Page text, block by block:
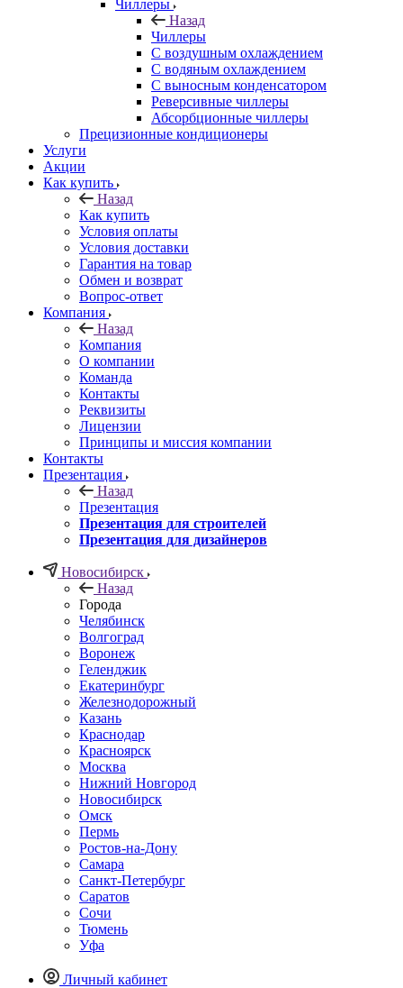
Чиллеры
Назад
Чиллеры
С воздушным охлаждением
С водяным охлаждением
С выносным конденсатором
Реверсивные чиллеры
Абсорбционные чиллеры
Прецизионные кондиционеры
Услуги
Акции
Как купить
Назад
Как купить
Условия оплаты
Условия доставки
Гарантия на товар
Обмен и возврат
Вопрос-ответ
Компания
Назад
Компания
О компании
Команда
Контакты
Реквизиты
Лицензии
Принципы и миссия компании
Контакты
Презентация
Назад
Презентация
Презентация для строителей
Презентация для дизайнеров
Новосибирск
Назад
Города
Челябинск
Волгоград
Воронеж
Геленджик
Екатеринбург
Железнодорожный
Казань
Краснодар
Красноярск
Москва
Нижний Новгород
Новосибирск
Омск
Пермь
Ростов-на-Дону
Самара
Санкт-Петербург
Саратов
Сочи
Тюмень
Уфа
Личный кабинет